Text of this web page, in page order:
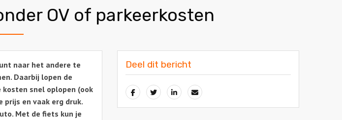
OV of parkeerkosten
naar het andere te
Daarbij lopen de
kosten snel oplopen (ook
prijs en vaak erg druk.
Met de fiets kun je
Deel dit bericht